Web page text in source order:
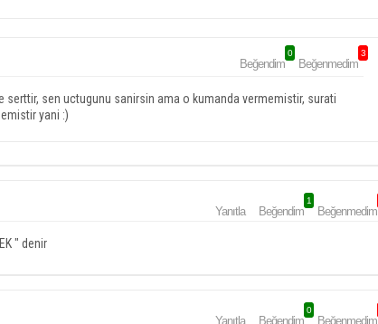
Beğendim
0
Beğenmedim
3
sen uctugunu sanirsin ama o kumanda vermemistir, surati
yani :)
Yanıtla Beğendim
1
Beğenmedim
" denir
Yanıtla Beğendim
0
Beğenmedim